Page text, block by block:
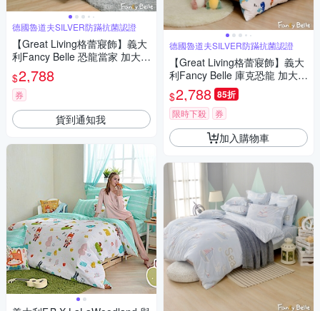
德國魯道夫SILVER防蹣抗菌認證
【Great Living格蕾寢飾】義大
利Fancy Belle 恐龍當家 加大純
棉四件式防蹣抗菌吸濕排汗兩
用被床包組
$2,788
券
貨到通知我
德國魯道夫SILVER防蹣抗菌認證
【Great Living格蕾寢飾】義大
利Fancy Belle 庫克恐龍 加大純
棉防蹣抗菌吸濕排汗兩用被床
包組
$2,788 85折
限時下殺 券
加入購物車